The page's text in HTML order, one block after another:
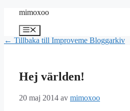
Hoppa
innehåll
mimoxoo
Meny
← Tillbaka till Improveme Bloggarkiv
Hej världen!
20 maj 2014 av mimoxoo